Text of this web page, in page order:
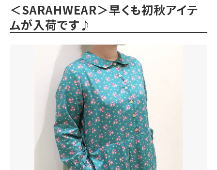
＜SARAHWEAR＞早くも初秋アイテ
ムが入荷です♪